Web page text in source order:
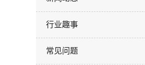
行业趣事
常见问题